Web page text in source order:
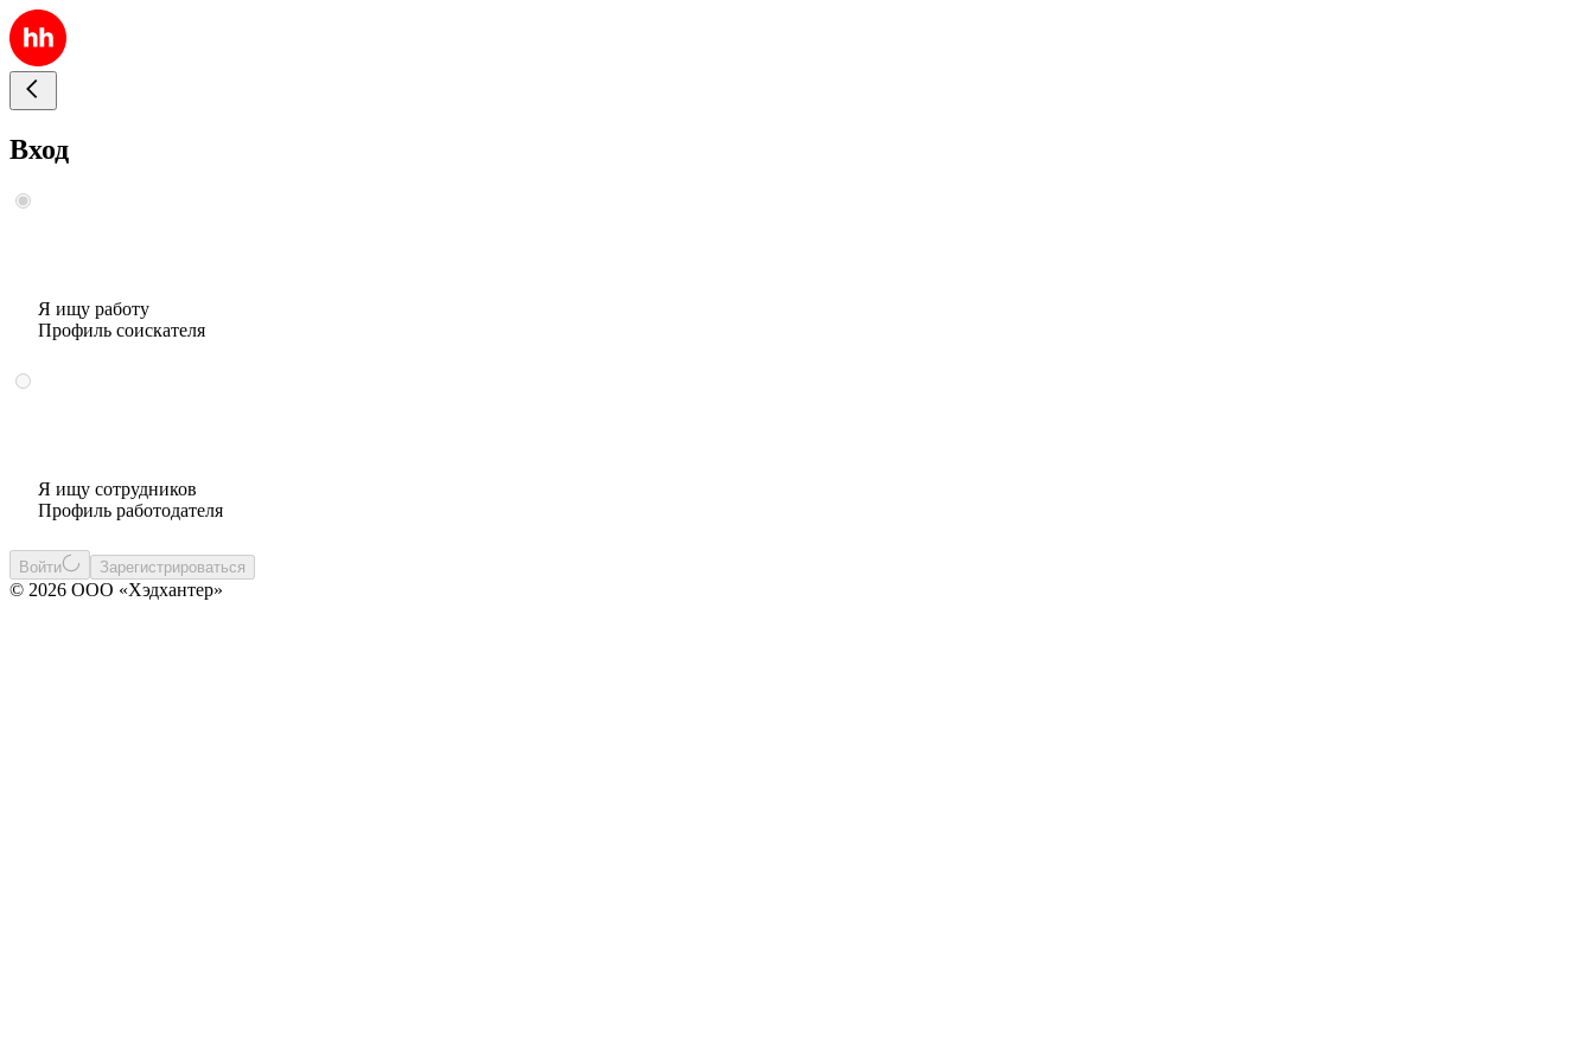
Вход
Я ищу работу
Профиль соискателя
Я ищу сотрудников
Профиль работодателя
Войти Зарегистрироваться
© 2026 ООО «Хэдхантер»